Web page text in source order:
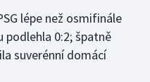
lépe než osmifinále
podlehla 0:2; špatně
suverénní domácí